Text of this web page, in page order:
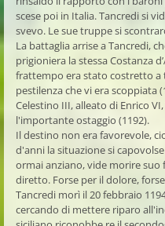
scese poi in Italia. Tancredi si
svevo. Le sue truppe si
La battaglia arrise a Tancredi,
prigioniera la stessa Costanza
frattempo era stato costretto a
pestilenza che vi era scoppiata
Celestino III, alleato di Enrico
l'importante ostaggio (1192).
Il destino non era favorevole,
d'anni la situazione si
ormai anziano, vide morire suo
diretto. Forse per il dolore,
Tancredi morì il 20 febbraio
cercando di mettere riparo